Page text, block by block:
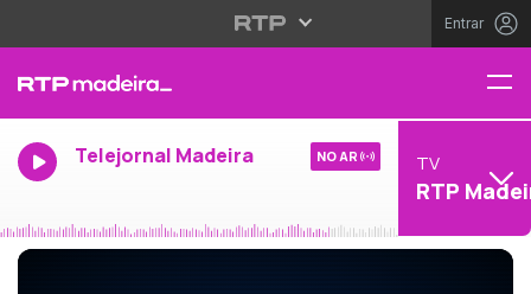
Entrar
Telejornal Madeira NO AR TV
RTP